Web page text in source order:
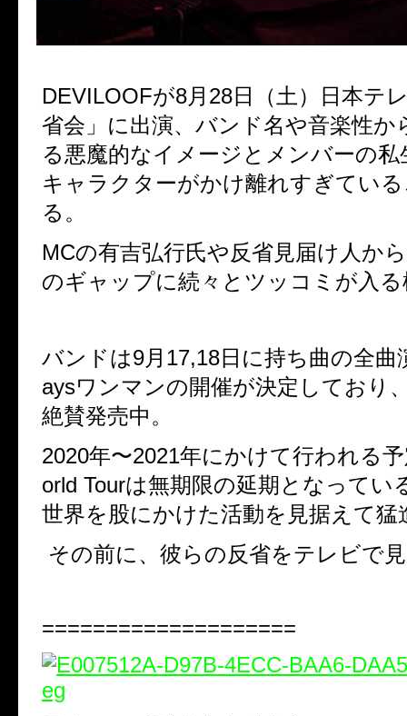
DEVILOOFが8月28日（土）日本テ
省会」に出演、バンド名や音楽性か
る悪魔的なイメージとメンバーの私
キャラクターがかけ離れすぎてい
る。
MCの有吉弘行氏や反省見届け人か
のギャップに続々とツッコミが入る
バンドは9月17,18日に持ち曲の全曲
aysワンマンの開催が決定しており
絶賛発売中。
2020年〜2021年にかけて行われる
orld Tourは無期限の延期となってい
世界を股にかけた活動を見据えて猛
その前に、彼らの反省をテレビで
====================